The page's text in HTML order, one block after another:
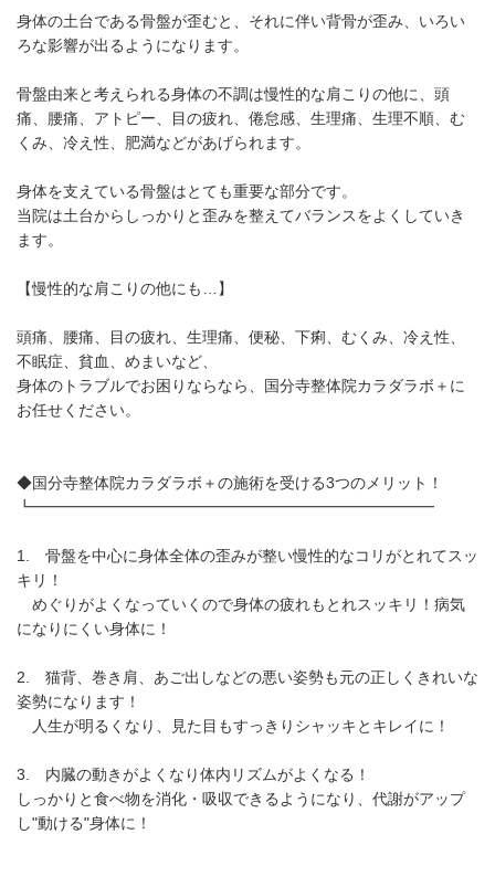
身体の土台である骨盤が歪むと、それに伴い背骨が歪み、いろい
ろな影響が出るようになります。
骨盤由来と考えられる身体の不調は慢性的な肩こりの他に、頭
痛、腰痛、アトピー、目の疲れ、倦怠感、生理痛、生理不順、む
くみ、冷え性、肥満などがあげられます。
身体を支えている骨盤はとても重要な部分です。
当院は土台からしっかりと歪みを整えてバランスをよくしていき
ます。
【慢性的な肩こりの他にも…】
頭痛、腰痛、目の疲れ、生理痛、便秘、下痢、むくみ、冷え性、
不眠症、貧血、めまいなど、
身体のトラブルでお困りならなら、国分寺整体院カラダラボ＋に
お任せください。
◆国分寺整体院カラダラボ＋の施術を受ける3つのメリット！
┗━━━━━━━━━━━━━━━━━━━━━━━━━━
1. 骨盤を中心に身体全体の歪みが整い慢性的なコリがとれてスッ
キリ！
めぐりがよくなっていくので身体の疲れもとれスッキリ！病気
になりにくい身体に！
2. 猫背、巻き肩、あご出しなどの悪い姿勢も元の正しくきれいな
姿勢になります！
人生が明るくなり、見た目もすっきりシャッキとキレイに！
3. 内臓の動きがよくなり体内リズムがよくなる！
しっかりと食べ物を消化・吸収できるようになり、代謝がアップ
し"動ける"身体に！